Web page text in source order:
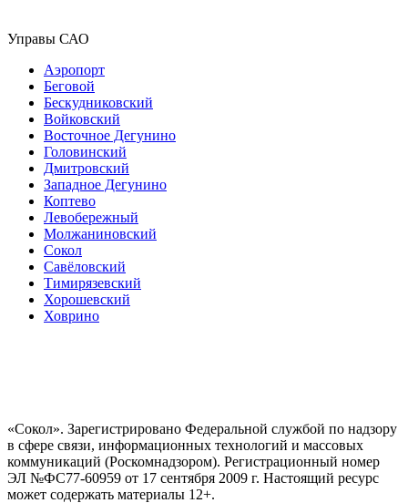
Управы САО
Аэропорт
Беговой
Бескудниковский
Войковский
Восточное Дегунино
Головинский
Дмитровский
Западное Дегунино
Коптево
Левобережный
Молжаниновский
Сокол
Савёловский
Тимирязевский
Хорошевский
Ховрино
«Сокол». Зарегистрировано Федеральной службой по надзору
в сфере связи, информационных технологий и массовых
коммуникаций (Роскомнадзором). Регистрационный номер
ЭЛ №ФС77-60959 от 17 сентября 2009 г. Настоящий ресурс
может содержать материалы 12+.